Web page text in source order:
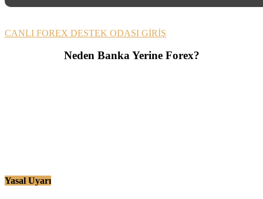
CANLI FOREX DESTEK ODASI GİRİŞ
Neden Banka Yerine Forex?
Yasal Uyarı